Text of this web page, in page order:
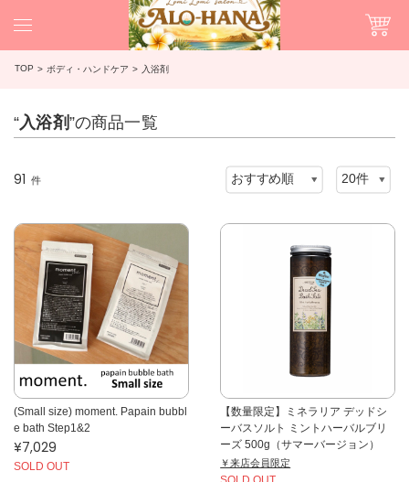
TOP ボディ・ハンドケア 入浴剤
“入浴剤”の商品一覧
91 件
(Small size) moment. Papain bubbl
e bath Step1&2
¥7,029
SOLD OUT
【数量限定】ミネラリア デッドシ
ーバスソルト ミントハーバルブリ
ーズ 500g（サマーバージョン）
￥来店会員限定